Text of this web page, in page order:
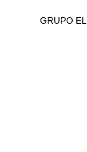
GRUPO